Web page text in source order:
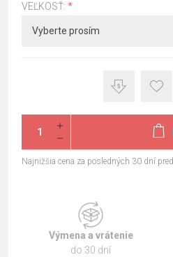
VEĽKOSŤ: *
Najnižšia cena za posledných 30 dní
Výmena a vrátenie
do 30 dní